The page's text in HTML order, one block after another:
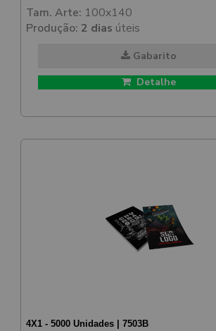
Tam. Arte: 100x140
Produção: 2 dias úteis
Gabarito
Detalhe
4X1 - 5000 Unidades | 7503B